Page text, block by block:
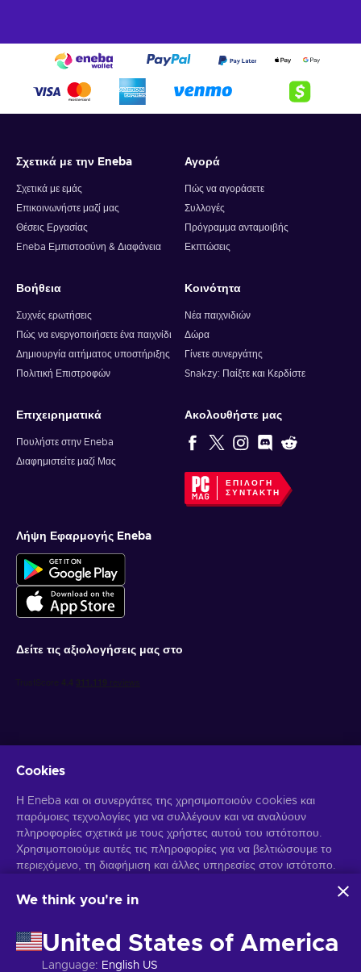
Σχετικά με την Eneba
Σχετικά με εμάς
Επικοινωνήστε μαζί μας
Θέσεις Εργασίας
Eneba Εμπιστοσύνη & Διαφάνεια
Αγορά
Πώς να αγοράσετε
Συλλογές
Πρόγραμμα ανταμοιβής
Εκπτώσεις
Βοήθεια
Συχνές ερωτήσεις
Πώς να ενεργοποιήσετε ένα παιχνίδι
Δημιουργία αιτήματος υποστήριξης
Πολιτική Επιστροφών
Κοινότητα
Νέα παιχνιδιών
Δώρα
Γίνετε συνεργάτης
Snakzy: Παίξτε και Κερδίστε
Επιχειρηματικά
Πουλήστε στην Eneba
Διαφημιστείτε μαζί Μας
Ακολουθήστε μας
ΕΠΙΛΟΓΉ
ΣΥΝΤΆΚΤΗ
Λήψη Εφαρμογής Eneba
Δείτε τις αξιολογήσεις μας στο
Λάβετε προσωποποιημένες προσφορές για παιχνίδια
Γραφτείτε συνδρομητής
Μπορείτε να απεγγραφείτε οποιαδήποτε στιγμή. Επισκεφθείτε την
Ειδοποίηση Απορρήτουγια περισσότερες πληροφορίες.
Cookies
Η Eneba και οι συνεργάτες της χρησιμοποιούν cookies και
παρόμοιες τεχνολογίες για να συλλέγουν και να αναλύουν
πληροφορίες σχετικά με τους χρήστες αυτού του ιστότοπου.
Χρησιμοποιούμε αυτές τις πληροφορίες για να βελτιώσουμε το
περιεχόμενο, τη διαφήμιση και άλλες υπηρεσίες στον ιστότοπο.
χρησιμοποιηθούν για την εξατομίκευση διαφημίσεων.
αυτών των τεχνολογιών από την Eneba και τους συνεργάτες
της. Μπορείτε να προσαρμόσετε τη συγκατάθεσή σας κάνοντας
κλικ στην επιλογή "Προσαρμογή".
We think you're in
United States of America
Language: English US